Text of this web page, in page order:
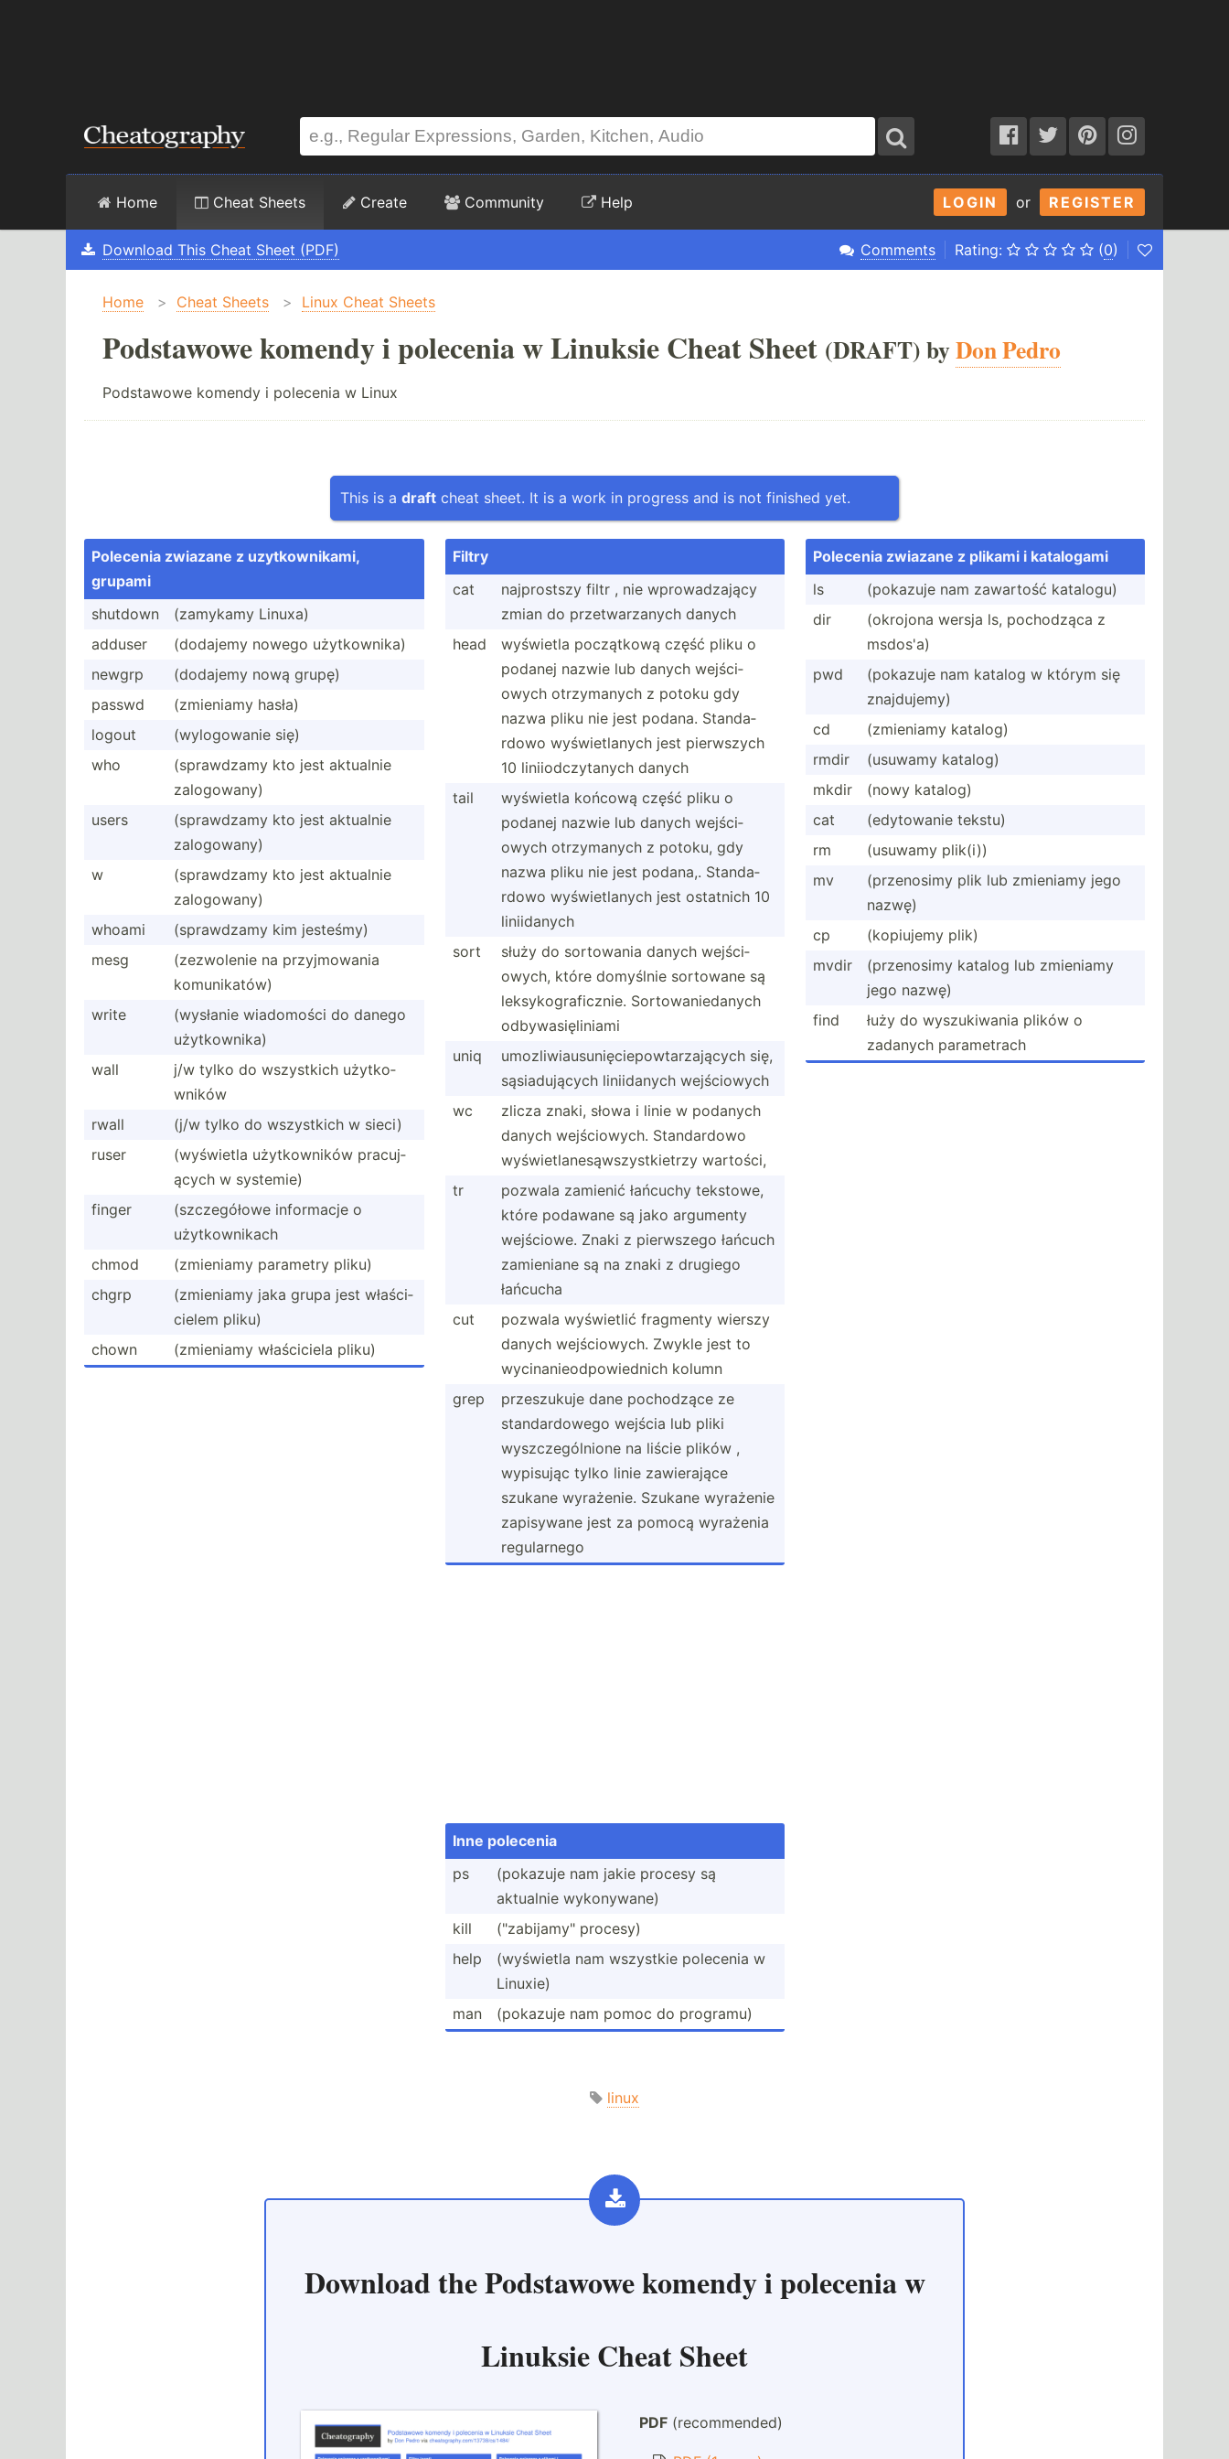
LOGIN or REGISTER
Home Cheat Sheets Create Community Help
Download This Cheat Sheet (PDF) Comments Rating: (0)
Home > Cheat Sheets > Linux Cheat Sheets
Podstawowe komendy i polecenia w Linuksie Cheat Sheet (DRAFT) byDon Pedro
Podstawowe komendy i polecenia w Linux
This is a draft cheat sheet. It is a work in progress and is not finished yet.
Polecenia zwiazane z uzytko­wni­kami,
grupami
shutdown
(zamykamy Linuxa)
adduser
(dodajemy nowego użytko­wnika)
newgrp
(dodajemy nową grupę)
passwd
(zmieniamy hasła)
logout
(wylog­owanie się)
who
(spraw­dzamy kto jest aktualnie
zalogo­wany)
users
(spraw­dzamy kto jest aktualnie
zalogo­wany)
w
(spraw­dzamy kto jest aktualnie
zalogo­wany)
whoami
(spraw­dzamy kim jesteśmy)
mesg
(zezwo­lenie na przyjm­owania
komuni­katów)
write
(wysłanie wiadomości do danego
użytko­wnika)
wall
j/w tylko do wszystkich użytko­
wników
rwall
(j/w tylko do wszystkich w sieci)
ruser
(wyświetla użytko­wników pracuj­
ących w systemie)
finger
(szcze­gółowe informacje o
użytko­wnikach
chmod
(zmieniamy parametry pliku)
chgrp
(zmieniamy jaka grupa jest właści­
cielem pliku)
chown
(zmieniamy właści­ciela pliku)
Filtry
cat
najpro­stszy filtr , nie wprowa­dzający
zmian do przetw­arz­anych danych
head
wyświetla początkową część pliku o
podanej nazwie lub danych wejści­
owych otrzym­anych z potoku gdy
nazwa pliku nie jest podana. Standa­
rdowo wyświe­tlanych jest pierwszych
10 liniio­dcz­ytanych danych
tail
wyświetla końcową część pliku o
podanej nazwie lub danych wejści­
owych otrzym­anych z potoku, gdy
nazwa pliku nie jest podana,. Standa­
rdowo wyświe­tlanych jest ostatnich 10
liniid­anych
sort
służy do sortowania danych wejści­
owych, które domyślnie sortowane są
leksyk­ogr­afi­cznie. Sortow­ani­edanych
odbywa­się­liniami
uniq
umozli­wia­usu­nię­cie­pow­tar­zaj­ących się,
sąsiad­ujących liniid­anych wejści­owych
wc
zlicza znaki, słowa i linie w podanych
danych wejści­owych. Standa­rdowo
wyświe­tla­nes­ąws­zys­tki­etrzy wartości,
tr
pozwala zamienić łańcuchy tekstowe,
które podawane są jako argumenty
wejściowe. Znaki z pierwszego łańcuch
zamieniane są na znaki z drugiego
łańcucha
cut
pozwala wyświetlić fragmenty wierszy
danych wejści­owych. Zwykle jest to
wycina­nie­odp­owi­ednich kolumn
grep
przesz­ukuje dane pochodzące ze
standa­rdowego wejścia lub pliki
wyszcz­egó­lnione na liście plików ,
wypisując tylko linie zawier­ające
szukane wyrażenie. Szukane wyrażenie
zapisywane jest za pomocą wyrażenia
regula­rnego
Inne polecenia
ps
(pokazuje nam jakie procesy są
aktualnie wykony­wane)
kill
("za­bij­amy­" procesy)
help
(wyświetla nam wszystkie polecenia w
Linuxie)
man
(pokazuje nam pomoc do programu)
Polecenia zwiazane z plikami i katalogami
ls
(pokazuje nam zawartość katalogu)
dir
(okrojona wersja ls, pochodząca z
msdos'a)
pwd
(pokazuje nam katalog w którym się
znajdu­jemy)
cd
(zmieniamy katalog)
rmdir
(usuwamy katalog)
mkdir
(nowy katalog)
cat
(edyto­wanie tekstu)
rm
(usuwamy plik(i))
mv
(przen­osimy plik lub zmieniamy jego
nazwę)
cp
(kopiujemy plik)
mvdir
(przen­osimy katalog lub zmieniamy
jego nazwę)
find
łuży do wyszuk­iwania plików o
zadanych parame­trach
linux
Download thePodstawowe komendy i polecenia w
Linuksie Cheat Sheet
PDF(recommended)